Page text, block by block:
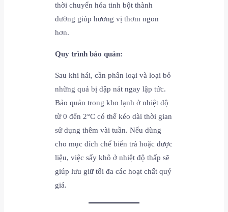
thời chuyển hóa tinh bột thành
đường giúp hương vị thơm ngon
hơn.
Quy trình bảo quản:
Sau khi hái, cần phân loại và loại bỏ
những quả bị dập nát ngay lập tức.
Bảo quản trong kho lạnh ở nhiệt độ
từ 0 đến 2°C có thể kéo dài thời gian
sử dụng thêm vài tuần. Nếu dùng
cho mục đích chế biến trà hoặc dược
liệu, việc sấy khô ở nhiệt độ thấp sẽ
giúp lưu giữ tối đa các hoạt chất quý
giá.